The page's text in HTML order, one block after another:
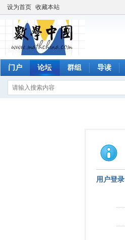
设为首页 收藏本站
门户 论坛 群组 导读
用户登录